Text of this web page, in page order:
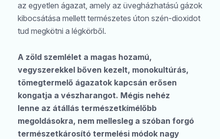
az egyetlen ágazat, amely az üvegházhatású gázok
kibocsátása mellett természetes úton szén-dioxidot
tud megkötni a légkörből.
A zöld szemlélet a magas hozamú,
vegyszerekkel bőven kezelt, monokultúrás,
tömegtermelő ágazatok kapcsán erősen
kongatja a vészharangot. Mégis nehéz
lenne az átállás természetkímélőbb
megoldásokra, nem mellesleg a szóban forgó
természetkárosító termelési módok nagy